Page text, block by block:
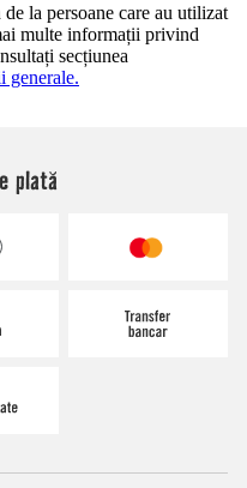
la persoane care au utilizat
multe informații privind
secțiunea
generale.
plată